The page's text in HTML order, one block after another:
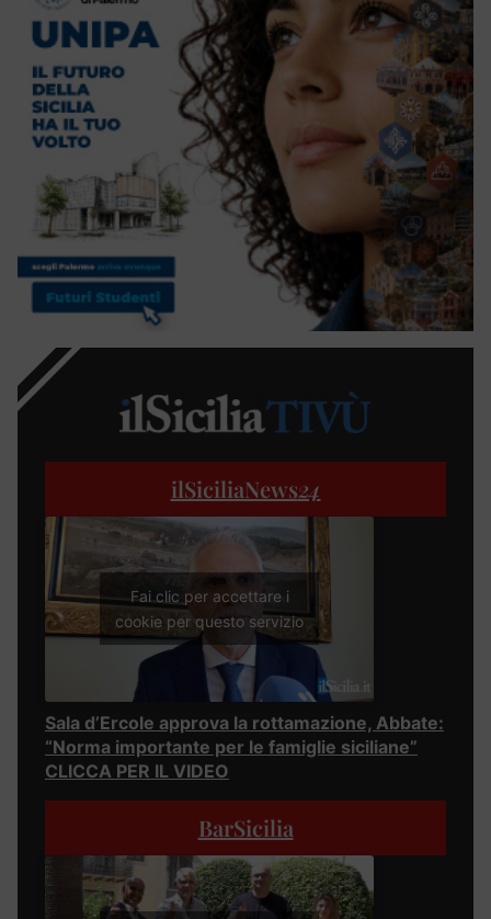
ilSiciliaNews24
Fai clic per accettare i
cookie per questo servizio
Sala d’Ercole approva la rottamazione, Abbate:
“Norma importante per le famiglie siciliane”
CLICCA PER IL VIDEO
BarSicilia